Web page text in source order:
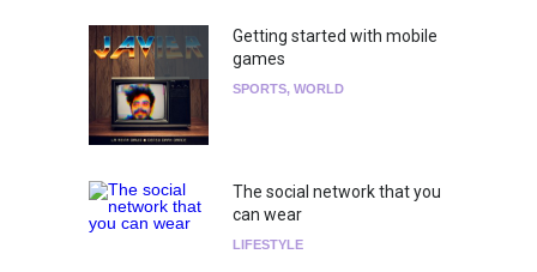
Getting started with mobile
games
SPORTS, WORLD
The social network that you
can wear
LIFESTYLE